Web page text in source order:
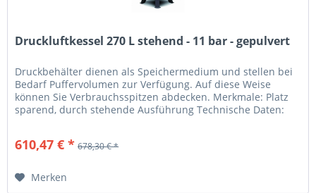
Druckluftkessel 270 L stehend - 11 bar - gepulvert
Druckbehälter dienen als Speichermedium und stellen bei
Bedarf Puffervolumen zur Verfügung. Auf diese Weise
können Sie Verbrauchsspitzen abdecken. Merkmale: Platz
sparend, durch stehende Ausführung Technische Daten:
610,47 € * 678,30 € *
Merken